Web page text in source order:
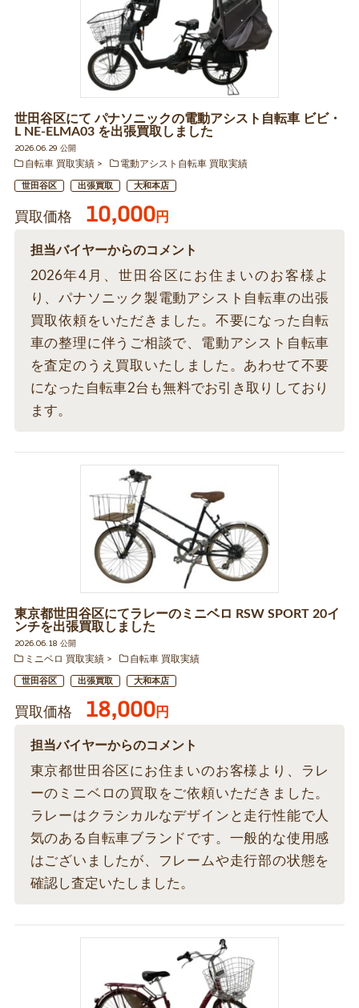
世田谷区にて パナソニックの電動アシスト自転車 ビビ・
L NE-ELMA03 を出張買取しました
2026.06.29 公開
自転車 買取実績
電動アシスト自転車 買取実績
世田谷区 出張買取 大和本店
買取価格 10,000円
担当バイヤーからのコメント
2026年4月、世田谷区にお住まいのお客様よ
り、パナソニック製電動アシスト自転車の出張
買取依頼をいただきました。不要になった自転
車の整理に伴うご相談で、電動アシスト自転車
を査定のうえ買取いたしました。あわせて不要
になった自転車2台も無料でお引き取りしており
ます。
東京都世田谷区にてラレーのミニベロ RSW SPORT 20イ
ンチを出張買取しました
2026.06.18 公開
ミニベロ 買取実績
自転車 買取実績
世田谷区 出張買取 大和本店
買取価格 18,000円
担当バイヤーからのコメント
東京都世田谷区にお住まいのお客様より、ラレ
ーのミニベロの買取をご依頼いただきました。
ラレーはクラシカルなデザインと走行性能で人
気のある自転車ブランドです。一般的な使用感
はございましたが、フレームや走行部の状態を
確認し査定いたしました。